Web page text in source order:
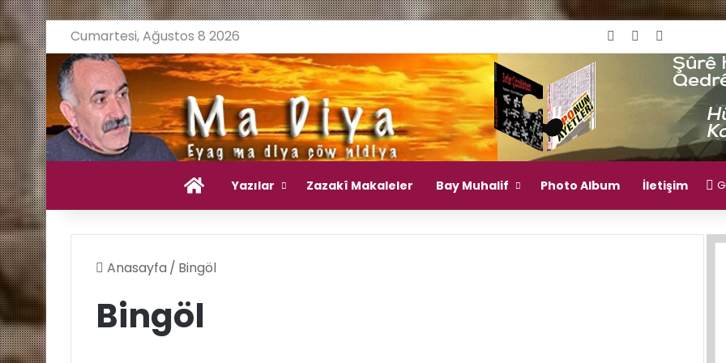
Cumartesi, Ağustos 8 2026 Giriş YapRastgele
Ana Sayfa
Yazılar Zazakî Makaleler Bay Muhalif Photo Album İletişim
Anasayfa / Bingöl
Bingöl